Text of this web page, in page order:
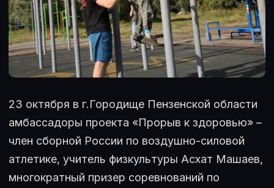
23 октября в г.Городище Пензенской области
амбассадоры проекта «Прорыв к здоровью» –
член сборной России по воздушно-силовой
атлетике, учитель физкультуры Асхат Машаев,
многократный призер соревнований по